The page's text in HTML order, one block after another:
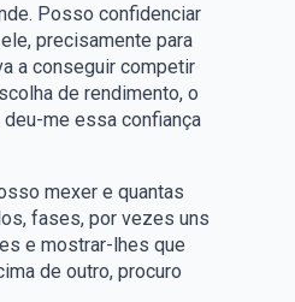
Posso confidenciar
precisamente para
a conseguir competir
de rendimento, o
me essa confiança
mexer e quantas
fases, por vezes uns
e mostrar-lhes que
de outro, procuro